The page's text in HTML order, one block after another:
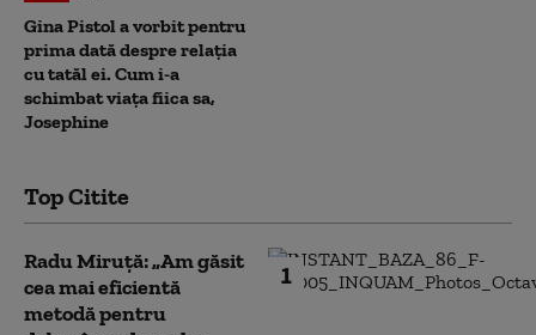
Gina Pistol a vorbit pentru
prima dată despre relația
cu tatăl ei. Cum i-a
schimbat viața fiica sa,
Josephine
Top Citite
1
Radu Miruță: „Am găsit
cea mai eficientă
metodă pentru